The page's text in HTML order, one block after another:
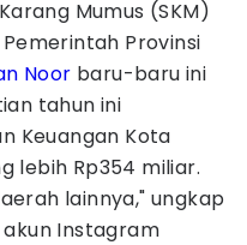
Mumus (SKM)
Provinsi
Noor baru-baru ini
tahun ini
Keuangan Kota
lebih Rp354 miliar.
lainnya," ungkap
Instagram